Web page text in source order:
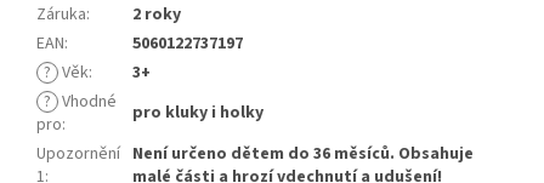
Záruka:
2 roky
EAN:
5060122737197
? Věk:
3+
? Vhodné
pro:
pro kluky i holky
Upozornění
1:
Není určeno dětem do 36 měsíců. Obsahuje
malé části a hrozí vdechnutí a udušení!